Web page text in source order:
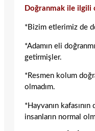
Doğranmak ile ilgili
*Bizim etlerimiz de
*Adamın eli
getirmişler.
*Resmen kolum
olmadım.
*Hayvanın kafasının
insanların normal